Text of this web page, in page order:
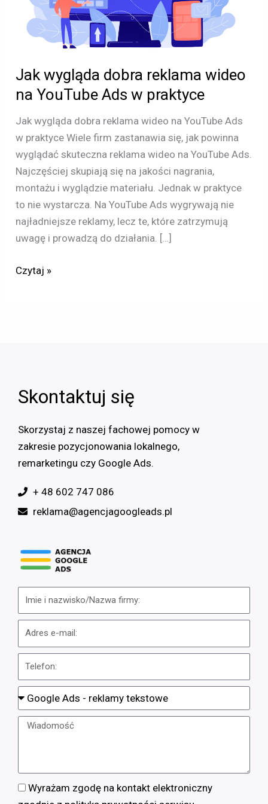
Jak wygląda dobra reklama wideo
na YouTube Ads w praktyce
Jak wygląda dobra reklama wideo na YouTube Ads
w praktyce Wiele firm zastanawia się, jak powinna
wyglądać skuteczna reklama wideo na YouTube Ads.
Najczęściej skupiają się na jakości nagrania,
montażu i wyglądzie materiału. Jednak w praktyce
to nie wystarcza. Na YouTube Ads wygrywają nie
najładniejsze reklamy, lecz te, które zatrzymują
uwagę i prowadzą do działania. […]
Ads
Czytaj »
Skontaktuj się
Skorzystaj z naszej fachowej pomocy w
zakresie pozycjonowania lokalnego,
remarketingu czy Google Ads.
+ 48 602 747 086
reklama@agencjagoogleads.pl
Wyrażam zgodę na kontakt elektroniczny